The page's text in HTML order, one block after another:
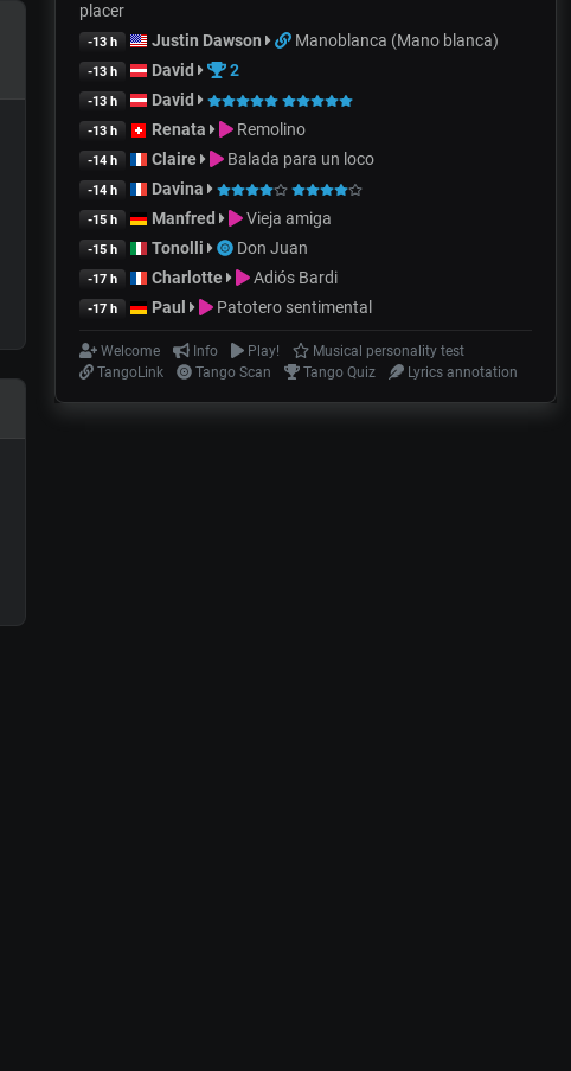
placer
-13 h Justin Dawson Manoblanca (Mano blanca)
-13 h David 2
-13 h David
-13 h Renata Remolino
-14 h Claire Balada para un loco
-14 h Davina
-15 h Manfred Vieja amiga
-15 h Tonolli Don Juan
-17 h Charlotte Adiós Bardi
-17 h Paul Patotero sentimental
Welcome Info Play!
Musical personality test
TangoLink
Tango Scan Tango Quiz Lyrics annotation